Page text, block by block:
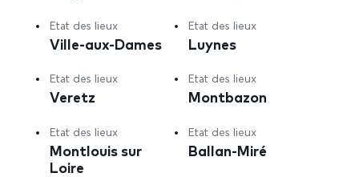
Etat des lieux
Ville-aux-Dames
Etat des lieux
Luynes
Etat des lieux
Veretz
Etat des lieux
Montbazon
Etat des lieux
Montlouis sur
Loire
Etat des lieux
Ballan-Miré